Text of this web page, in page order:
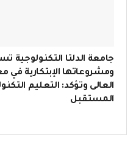
جامعة الدلتا التكنولوجية
ومشروعاتها الإبتكارية في
العالى وتؤكد: التعليم
المستقبل